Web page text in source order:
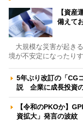
【資産
備えて
大規模な災害が起き
境が不安定になったり
5年ぶり改訂の「CG
説 企業に成長投資
【令和のPKOか】
資拡大」発言の波